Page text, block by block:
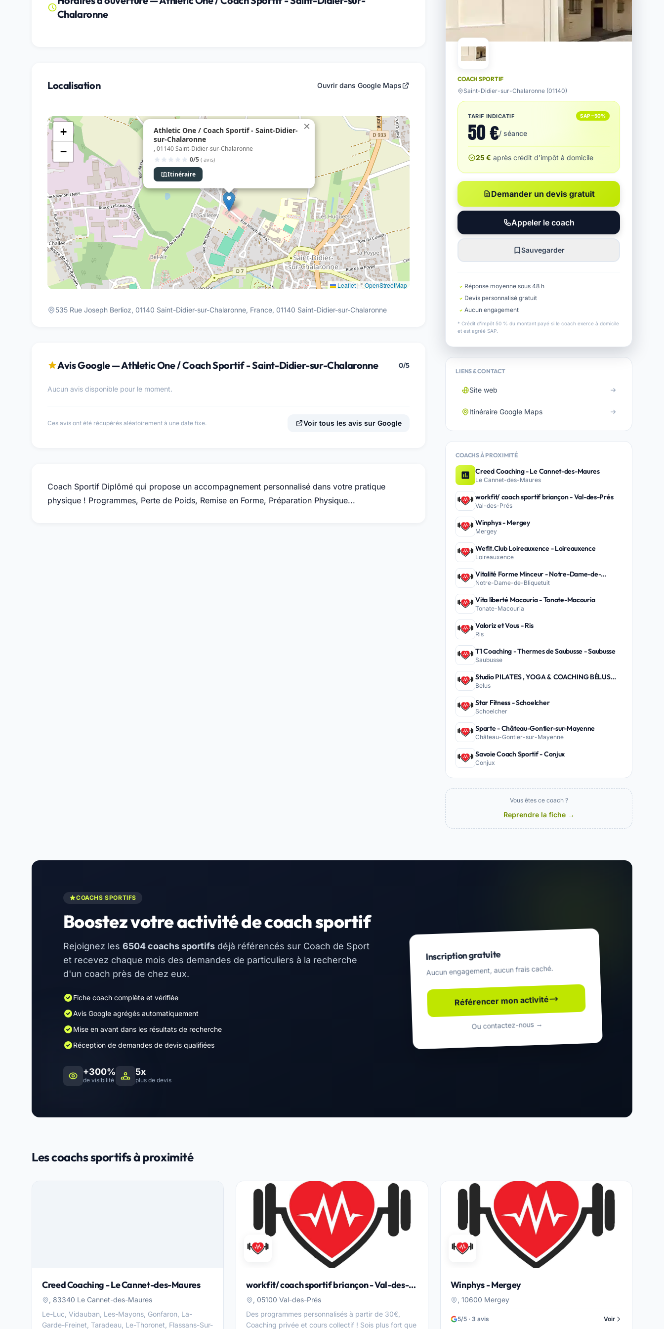
Chalaronne
Localisation Ouvrir dans Google Maps
Athletic One / Coach Sportif - Saint-Didier-
sur-Chalaronne
, 01140 Saint-Didier-sur-Chalaronne
0/5 ( avis)
Itinéraire
×
+
−
Leaflet |©OpenStreetMap
535 Rue Joseph Berlioz, 01140 Saint-Didier-sur-Chalaronne, France, 01140 Saint-Didier-sur-Chalaronne
Avis Google — Athletic One / Coach Sportif - Saint-Didier-sur-Chalaronne 0/5
Aucun avis disponible pour le moment.
Ces avis ont été récupérés aléatoirement à une date fixe. Voir tous les avis sur Google
Coach Sportif Diplômé qui propose un accompagnement personnalisé dans votre pratique
physique ! Programmes, Perte de Poids, Remise en Forme, Préparation Physique...
COACH SPORTIF
Saint-Didier-sur-Chalaronne (01140)
TARIF INDICATIF SAP −50%
50 €/ séance
25 € après crédit d'impôt à domicile
Demander un devis gratuit
Appeler le coach
Sauvegarder
Réponse moyenne sous 48 h
Devis personnalisé gratuit
Aucun engagement
* Crédit d'impôt 50 % du montant payé si le coach exerce à domicile
et est agréé SAP.
LIENS & CONTACT
Site web
Itinéraire Google Maps
COACHS À PROXIMITÉ
Creed Coaching - Le Cannet-des-Maures
Le Cannet-des-Maures
workfit/ coach sportif briançon - Val-des-Prés
Val-des-Prés
Winphys - Mergey
Mergey
Wefit.Club Loireauxence - Loireauxence
Loireauxence
Vitalité Forme Minceur - Notre-Dame-de-
Bliquetuit
Notre-Dame-de-Bliquetuit
Vita liberté Macouria - Tonate-Macouria
Tonate-Macouria
Valoriz et Vous - Ris
Ris
T1 Coaching - Thermes de Saubusse - Saubusse
Saubusse
Studio PILATES , YOGA & COACHING BÉLUS
PEYREHORADE - Belus
Belus
Star Fitness - Schoelcher
Schoelcher
Sparte - Château-Gontier-sur-Mayenne
Château-Gontier-sur-Mayenne
Savoie Coach Sportif - Conjux
Conjux
Vous êtes ce coach ?
Reprendre la fiche →
COACHS SPORTIFS
Boostez votre activité de coach sportif
Rejoignez les 6504 coachs sportifs déjà référencés sur Coach de Sport
et recevez chaque mois des demandes de particuliers à la recherche
d'un coach près de chez eux.
Fiche coach complète et vérifiée
Avis Google agrégés automatiquement
Mise en avant dans les résultats de recherche
Réception de demandes de devis qualifiées
+300%
de visibilité
5x
plus de devis
Inscription gratuite
Aucun engagement, aucun frais caché.
Référencer mon activité
Ou contactez-nous →
Les coachs sportifs à proximité
Creed Coaching - Le Cannet-des-Maures
, 83340 Le Cannet-des-Maures
Le-Luc, Vidauban, Les-Mayons, Gonfaron, La-
Garde-Freinet, Taradeau, Le-Thoronet, Flassans-Sur-
workfit/ coach sportif briançon - Val-des-
Prés, 05100 Val-des-Prés
Des programmes personnalisés à partir de 30€,
Coaching privée et cours collectif ! Sois plus fort que
Winphys - Mergey
, 10600 Mergey
5/5 · 3 avis Voir